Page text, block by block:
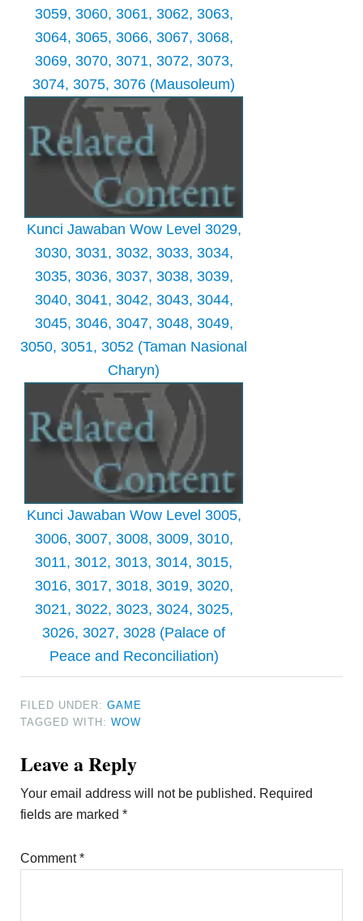
3059, 3060, 3061, 3062, 3063,
3064, 3065, 3066, 3067, 3068,
3069, 3070, 3071, 3072, 3073,
3074, 3075, 3076 (Mausoleum)
Kunci Jawaban Wow Level 3029,
3030, 3031, 3032, 3033, 3034,
3035, 3036, 3037, 3038, 3039,
3040, 3041, 3042, 3043, 3044,
3045, 3046, 3047, 3048, 3049,
3050, 3051, 3052 (Taman Nasional
Charyn)
Kunci Jawaban Wow Level 3005,
3006, 3007, 3008, 3009, 3010,
3011, 3012, 3013, 3014, 3015,
3016, 3017, 3018, 3019, 3020,
3021, 3022, 3023, 3024, 3025,
3026, 3027, 3028 (Palace of
Peace and Reconciliation)
FILED UNDER:GAME
TAGGED WITH:WOW
Reader
Interactions
Leave a Reply
Your email address will not be published. Required
fields are marked*
Comment*